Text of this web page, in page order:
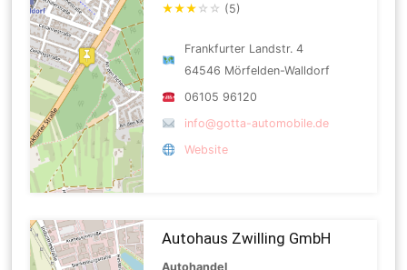
★★★ ☆ ☆ (5)
Frankfurter Landstr. 4
64546 Mörfelden-Walldorf
06105 96120
info@gotta-automobile.de
Website
Autohaus Zwilling GmbH
Autohandel